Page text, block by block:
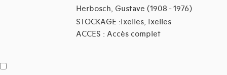
Herbosch, Gustave (1908 - 1976)
STOCKAGE :Ixelles, Ixelles
ACCES : Accès complet